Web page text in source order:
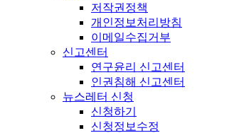
저작권정책
개인정보처리방침
이메일수집거부
신고센터
연구윤리 신고센터
인권침해 신고센터
뉴스레터 신청
신청하기
신청정보수정